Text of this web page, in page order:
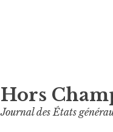
au
contenu
Hors
Journal des États